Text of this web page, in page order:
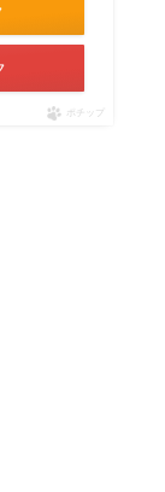
ポチップ